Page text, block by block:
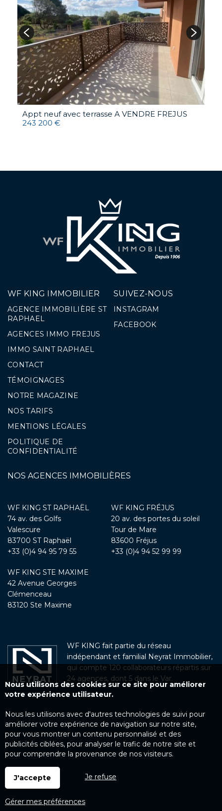
Appt neuf avec terrasse A VENDRE FREJUS
243 200 €
WF KING IMMOBILIER
AGENCE IMMOBILIÈRE ST
RAPHAEL
AGENCES IMMO FREJUS
IMMO SAINT RAPHAEL
CONTACT
TÉMOIGNAGES
NOTRE MAGAZINE
NOS TARIFS
MENTIONS LÉGALES
POLITIQUE DE
CONFIDENTIALITÉ
SUIVEZ-NOUS
INSTAGRAM
FACEBOOK
NOS AGENCES IMMOBILIÈRES
WF KING ST RAPHAËL
74 av. des Golfs
Valescure
83700 ST Raphaël
+33 (0)4 94 95 79 55
WF KING FRÉJUS
20 av. des portes du soleil
Tour de Mare
83600 Fréjus
+33 (0)4 94 52 99 99
WF KING STE MAXIME
42 Avenue Georges
Clémenceau
83120 Ste Maxime
WF KING fait partie du réseau
indépendant et familial Neyrat Immobilier,
qui compte 120 collaborateurs répartis sur
24 agences, dont 5 dans le Var.
Nous utilisons des cookies sur ce site pour améliorer
votre expérience utilisateur.
Nous les utilisons avec d'autres technologies de suivi pour
améliorer votre expérience de navigation sur notre site,
pour vous montrer un contenu personnalisé et des
publicités ciblées, pour analyser le trafic de notre site et
pour comprendre la provenance de nos visiteurs.
J'accepte Je refuse
Gérer mes préférences